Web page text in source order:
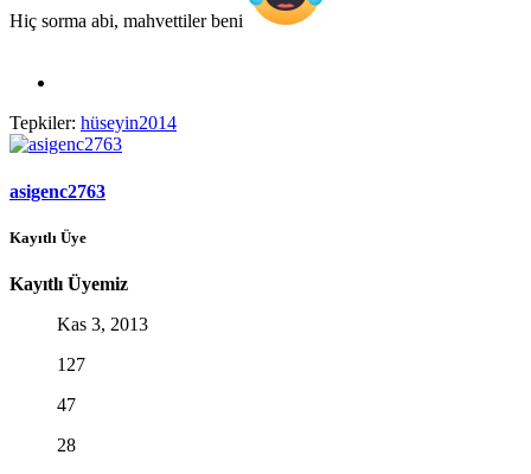
Hiç sorma abi, mahvettiler beni
Tepkiler: hüseyin2014
asigenc2763
Kayıtlı Üye
Kayıtlı Üyemiz
Kas 3, 2013
127
47
28